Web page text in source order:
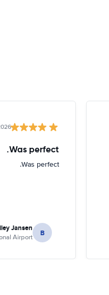
Was perfect.
Was perfect.
B
Jansen
Airport